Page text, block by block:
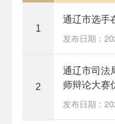
1
通辽市选手
发布日期：
2
通辽市司法
师辩论大赛
发布日期：